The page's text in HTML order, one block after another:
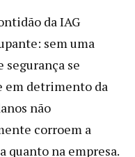
da IAG
sem uma
segurança se
em detrimento da
não
corroem a
quanto na empresa.